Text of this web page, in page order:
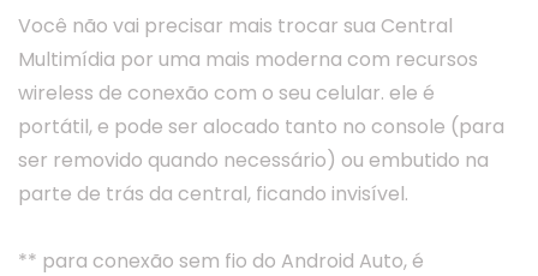
Você não vai precisar mais trocar sua Central
Multimídia por uma mais moderna com recursos
wireless de conexão com o seu celular. ele é
portátil, e pode ser alocado tanto no console (para
ser removido quando necessário) ou embutido na
parte de trás da central, ficando invisível.
** para conexão sem fio do Android Auto, é